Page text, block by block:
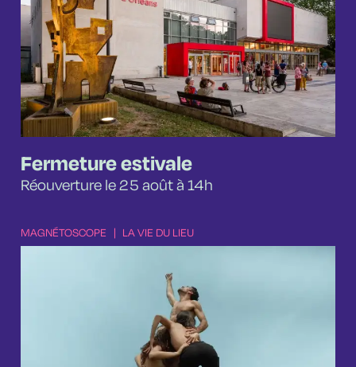
Fermeture estivale
Réouverture le 25 août à 14h
MAGNÉTOSCOPE LA VIE DU LIEU